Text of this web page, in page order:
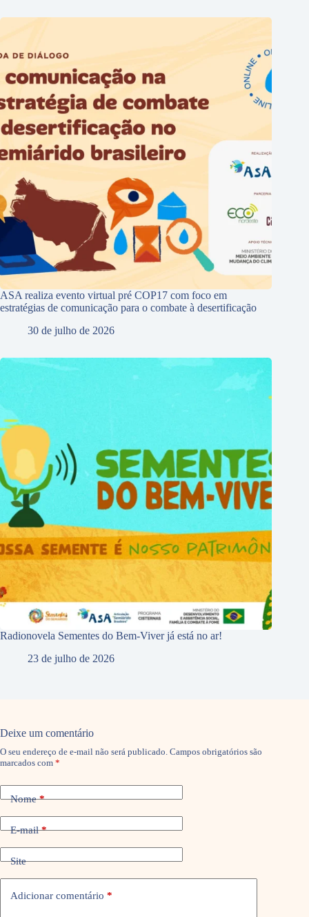
ASA realiza evento virtual pré COP17 com foco em
estratégias de comunicação para o combate à desertificação
30 de julho de 2026
Radionovela Sementes do Bem-Viver já está no ar!
23 de julho de 2026
Deixe um comentário
O seu endereço de e-mail não será publicado. Campos obrigatórios são
marcados com *
Nome*
E-mail*
Site
Adicionar comentário *